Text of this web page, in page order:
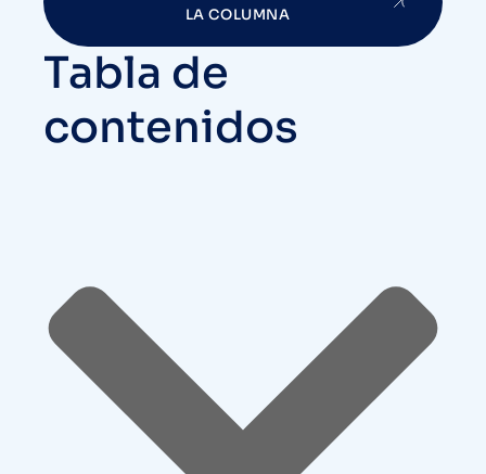
LA COLUMNA
Tabla de
contenidos